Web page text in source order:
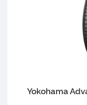
Yokohama